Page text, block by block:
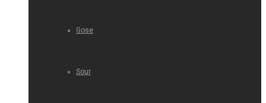
Gose
Sour